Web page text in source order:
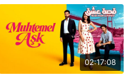
02:17:08